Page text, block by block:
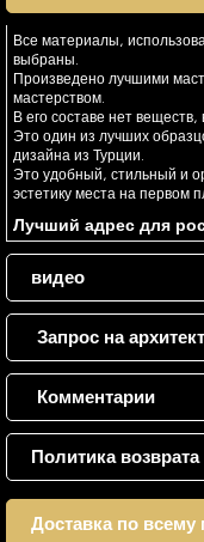
Все материалы,
выбраны.
Произведено лучшими
мастерством.
В его составе нет
Это один из лучших
дизайна из Турции.
Это удобный, стильный и
эстетику места на первом
Лучший адрес для
видео
Запрос на
Комментарии
Политика возврата
Доставка по всему